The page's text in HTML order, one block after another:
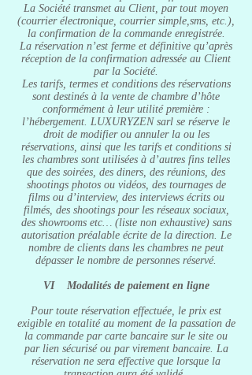
La Société transmet au Client, par tout moyen
(courrier électronique, courrier simple,sms, etc.),
la confirmation de la commande enregistrée.
La réservation n’est ferme et définitive qu’après
réception de la confirmation adressée au Client
par la Société.
Les tarifs, termes et conditions des réservations
sont destinés à la vente de chambre d’hôte
conformément à leur utilité première :
l’hébergement. LUXURYZEN sarl se réserve le
droit de modifier ou annuler la ou les
réservations, ainsi que les tarifs et conditions si
les chambres sont utilisées à d’autres fins telles
que des soirées, des diners, des réunions, des
shootings photos ou vidéos, des tournages de
films ou d’interview, des interviews écrits ou
filmés, des shootings pour les réseaux sociaux,
des showrooms etc… (liste non exhaustive) sans
autorisation préalable écrite de la direction. Le
nombre de clients dans les chambres ne peut
dépasser le nombre de personnes réservé.
VI Modalités de paiement en ligne
Pour toute réservation effectuée, le prix est
exigible en totalité au moment de la passation de
la commande par carte bancaire sur le site ou
par lien sécurisé ou par virement bancaire. La
réservation ne sera effective que lorsque la